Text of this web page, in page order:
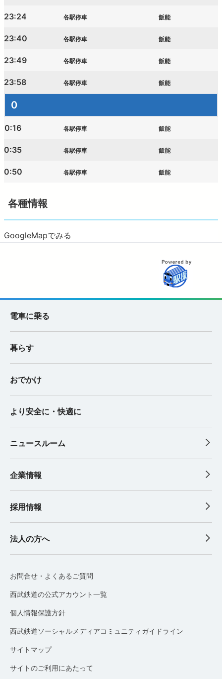
23:24 各駅停車 飯能
23:40 各駅停車 飯能
23:49 各駅停車 飯能
23:58 各駅停車 飯能
0
0:16 各駅停車 飯能
0:35 各駅停車 飯能
0:50 各駅停車 飯能
各種情報
GoogleMapでみる
電車に乗る
暮らす
おでかけ
より安全に・快適に
ニュースルーム
企業情報
採用情報
法人の方へ
お問合せ・よくあるご質問
西武鉄道の公式アカウント一覧
個人情報保護方針
西武鉄道ソーシャルメディアコミュニティガイドライン
サイトマップ
サイトのご利用にあたって